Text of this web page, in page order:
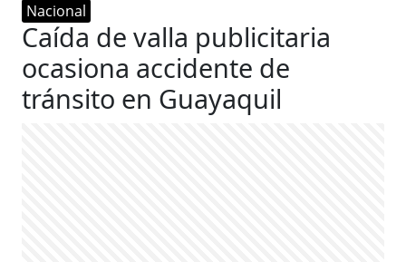
Nacional
Caída de valla publicitaria
ocasiona accidente de
tránsito en Guayaquil